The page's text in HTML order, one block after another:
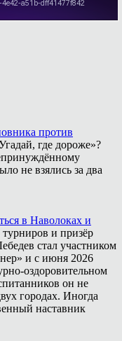
против
где дороже»?
не взялись за два
в Наволоках и
и призёр
стал участником
и с июня 2026
оздоровительном
он не
городах. Иногда
наставник